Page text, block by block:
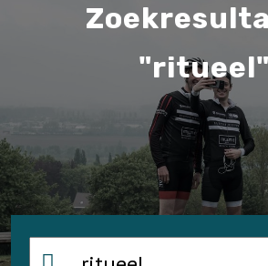
"ritueel"